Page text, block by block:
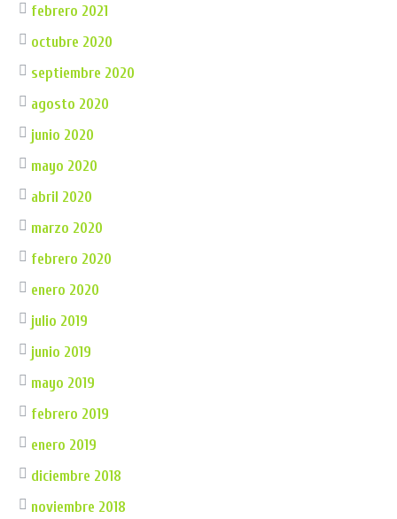
febrero 2021
octubre 2020
septiembre 2020
agosto 2020
junio 2020
mayo 2020
abril 2020
marzo 2020
febrero 2020
enero 2020
julio 2019
junio 2019
mayo 2019
febrero 2019
enero 2019
diciembre 2018
noviembre 2018